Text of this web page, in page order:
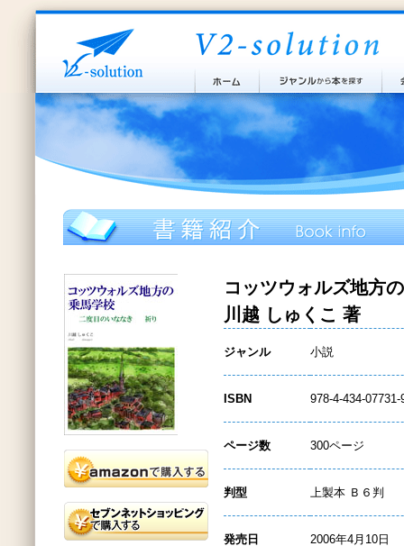
コッツウォルズ地方
川越 しゅくこ 著
ジャンル 小説
ISBN 978-4-434-07731-
ページ数 300ページ
判型 上製本 Ｂ６判
発売日 2006年4月10日